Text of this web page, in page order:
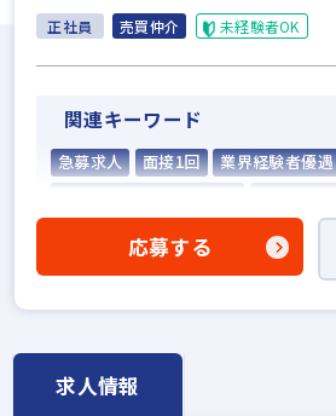
正社員 売買仲介 未経験者OK
関連キーワード
急募求人 面接1回
業界経験者優遇
高級賃貸仲介営業の経験者歓迎
宅建取引士歓迎
リモートワーク可
応募する
求人情報